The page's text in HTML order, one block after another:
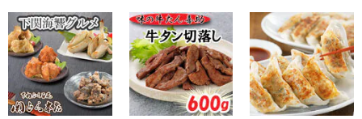
あらかじめご了承いただいた上でお申込みください。なお、本理由
によるお申込み後のキャンセル・返品交換は対応いたしかねます。
【お支払いについて】
※お支払い方法は、電話料金合算払い、クレジットカード払い、dポ
イントがご利用いただけます。